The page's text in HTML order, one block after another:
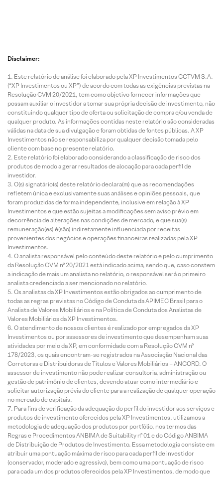
Disclaimer:
Este relatório de análise foi elaborado pela XP Investimentos CCTVM S.A.
(“XP Investimentos ou XP”) de acordo com todas as exigências previstas na
Resolução CVM 20/2021, tem como objetivo fornecer informações que
possam auxiliar o investidor a tomar sua própria decisão de investimento, não
constituindo qualquer tipo de oferta ou solicitação de compra e/ou venda de
qualquer produto. As informações contidas neste relatório são consideradas
válidas na data de sua divulgação e foram obtidas de fontes públicas. A XP
Investimentos não se responsabiliza por qualquer decisão tomada pelo
cliente com base no presente relatório.
Este relatório foi elaborado considerando a classificação de risco dos
produtos de modo a gerar resultados de alocação para cada perfil de
investidor.
O(s) signatário(s) deste relatório declara(m) que as recomendações
refletem única e exclusivamente suas análises e opiniões pessoais, que
foram produzidas de forma independente, inclusive em relação à XP
Investimentos e que estão sujeitas a modificações sem aviso prévio em
decorrência de alterações nas condições de mercado, e que sua(s)
remuneração(es) é(são) indiretamente influenciada por receitas
provenientes dos negócios e operações financeiras realizadas pela XP
Investimentos.
O analista responsável pelo conteúdo deste relatório e pelo cumprimento
da Resolução CVM nº 20/2021 está indicado acima, sendo que, caso constem
a indicação de mais um analista no relatório, o responsável será o primeiro
analista credenciado a ser mencionado no relatório.
Os analistas da XP Investimentos estão obrigados ao cumprimento de
todas as regras previstas no Código de Conduta da APIMEC Brasil para o
Analista de Valores Mobiliários e na Política de Conduta dos Analistas de
Valores Mobiliários da XP Investimentos.
O atendimento de nossos clientes é realizado por empregados da XP
Investimentos ou por assessores de investimento que desempenham suas
atividades por meio da XP, em conformidade com a Resolução CVM nº
178/2023, os quais encontram-se registrados na Associação Nacional das
Corretoras e Distribuidoras de Títulos e Valores Mobiliários – ANCORD. O
assessor de investimento não pode realizar consultoria, administração ou
gestão de patrimônio de clientes, devendo atuar como intermediário e
solicitar autorização prévia do cliente para a realização de qualquer operação
no mercado de capitais.
Para fins de verificação da adequação do perfil do investidor aos serviços e
produtos de investimento oferecidos pela XP Investimentos, utilizamos a
metodologia de adequação dos produtos por portfólio, nos termos das
Regras e Procedimentos ANBIMA de Suitability nº 01 e do Código ANBIMA
de Distribuição de Produtos de Investimento. Essa metodologia consiste em
atribuir uma pontuação máxima de risco para cada perfil de investidor
(conservador, moderado e agressivo), bem como uma pontuação de risco
para cada um dos produtos oferecidos pela XP Investimentos, de modo que